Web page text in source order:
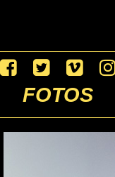
FOTOS